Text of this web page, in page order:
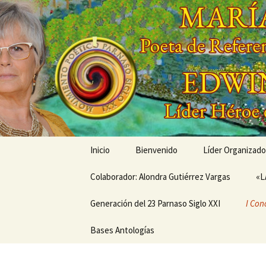
Saltar
al
contenido
'
'
Inicio Bienvenido Líder
Conóceme a
Mis Creaciones
Colaborador: Alondra Gutiérrez Vargas
Generación del 23 Parnaso Siglo XXI
MEMORIAS EN LA SENDA
DEL PARNASO –
I
Bases Antologías